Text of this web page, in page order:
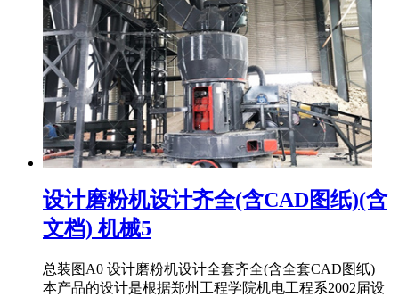
设计磨粉机设计齐全(含CAD图纸)(含
文档) 机械5
总装图A0 设计磨粉机设计全套齐全(含全套CAD图纸)
本产品的设计是根据郑州工程学院机电工程系2002届设